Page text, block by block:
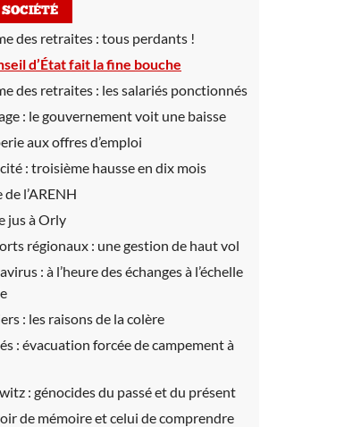
des retraites : tous perdants !
d’État fait la fine bouche
des retraites : les salariés ponctionnés
: le gouvernement voit une baisse
aux offres d’emploi
: troisième hausse en dix mois
de l’ARENH
jus à Orly
régionaux : une gestion de haut vol
: à l’heure des échanges à l’échelle
: les raisons de la colère
: évacuation forcée de campement à
: génocides du passé et du présent
de mémoire et celui de comprendre